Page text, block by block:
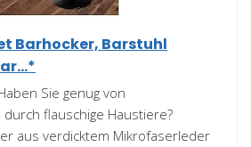
Barhocker, Barstuhl
Haben Sie genug von
flauschige Haustiere?
aus verdicktem Mikrofaserleder